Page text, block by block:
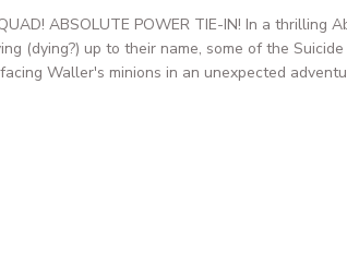
ABSOLUTE POWER TIE-IN! In a
(dying?) up to their name, some of the
Waller's minions in an unexpected